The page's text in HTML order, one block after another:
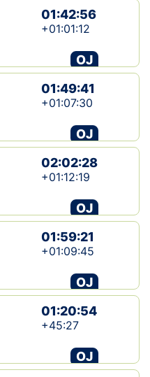
01:42:56
+01:01:12
OJ
01:49:41
+01:07:30
OJ
02:02:28
+01:12:19
OJ
01:59:21
+01:09:45
OJ
01:20:54
+45:27
OJ